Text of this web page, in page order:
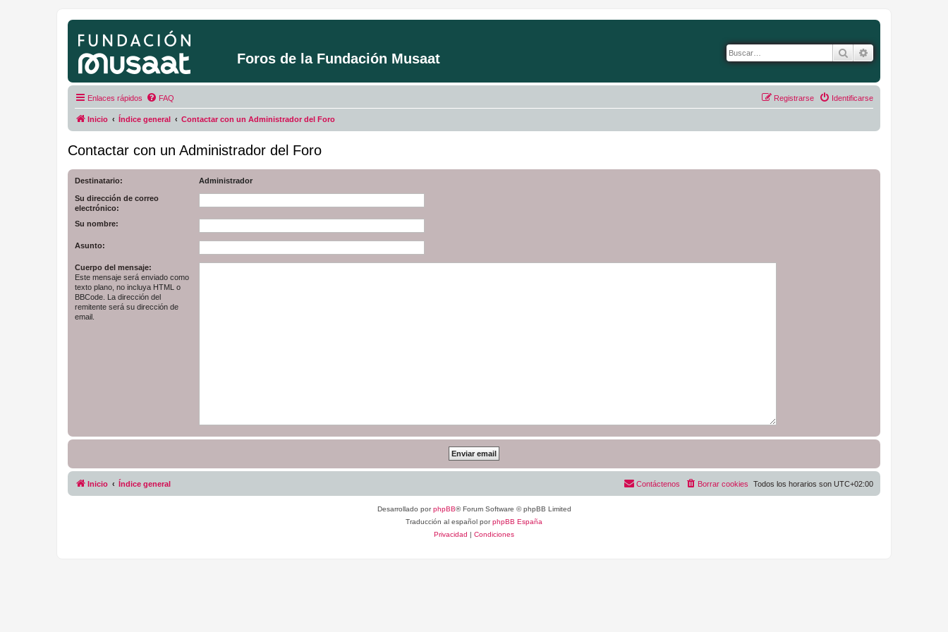
Foros de la Fundación Musaat Buscar
Enlaces rápidos FAQ Identificarse
Registrarse
Inicio Índice general Contactar con un Administrador del Foro
Contactar con un Administrador del Foro
Destinatario: Administrador
Su dirección de correo
electrónico:
Su nombre:
Asunto:
Cuerpo del mensaje:
Este mensaje será enviado como
texto plano, no incluya HTML o
BBCode. La dirección del
remitente será su dirección de
email.
Inicio Índice general Todos los horarios son UTC+02:00
Borrar cookies
Contáctenos
Desarrollado porphpBB® Forum Software © phpBB Limited
Traducción al español porphpBB España
Privacidad | Condiciones